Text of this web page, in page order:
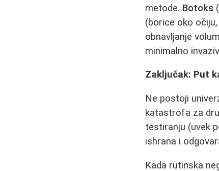
metode. Botoks
(borice oko
obnavljanje
minimalno
Zaključak: Put
Ne postoji
katastrofa za
testiranju (uvek
ishrana i
Kada rutinska